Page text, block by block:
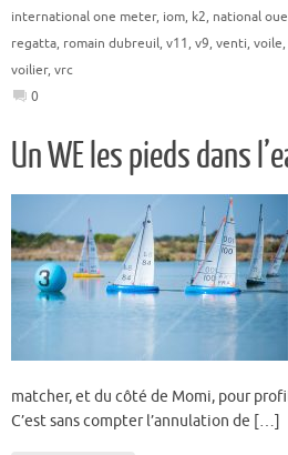
international one meter, iom, k2, national
regatta, romain dubreuil, v11, v9, venti, voile,
voilier, vrc
0
Un WE les pieds dans
matcher, et du côté de Momi, pour
C’est sans compter l’annulation de […]